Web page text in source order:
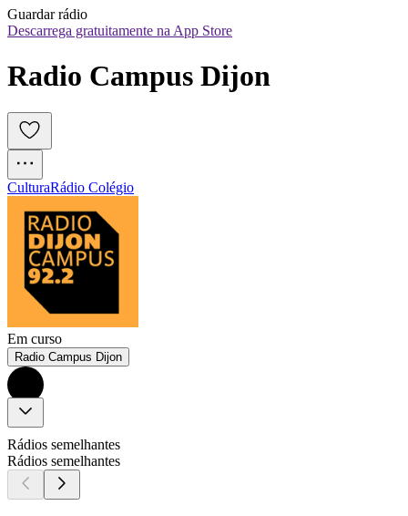
Guardar rádio
Descarrega gratuitamente na App Store
Radio Campus Dijon
CulturaRádio Colégio
Em curso
Radio Campus Dijon
Rádios semelhantes
Rádios semelhantes